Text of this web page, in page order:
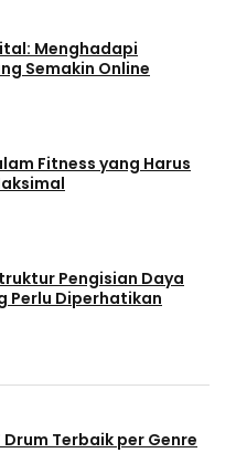
Menghadapi
Semakin Online
Fitness yang Harus
Pengisian Daya
Perlu Diperhatikan
Drum Terbaik per Genre